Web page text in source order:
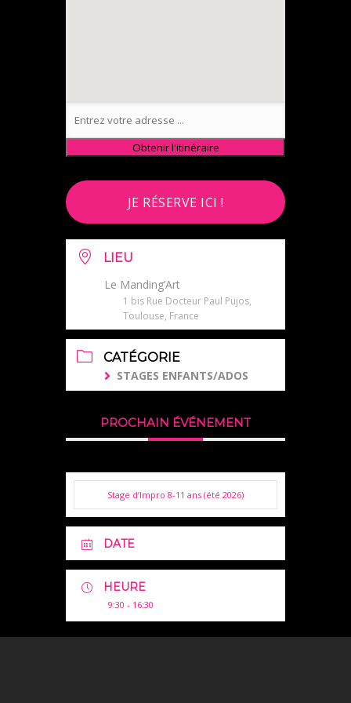
JE RÉSERVE ICI !
LIEU
Le Manding’Art
1 bis Rue Docteur Paul Pujos,
Toulouse, France
CATÉGORIE
STAGES ENFANTS/ADOS
PROCHAIN ÉVÉNEMENT
Stage d’Impro 8-11 ans (été 2026)
DATE
HEURE
9:30 - 16:30